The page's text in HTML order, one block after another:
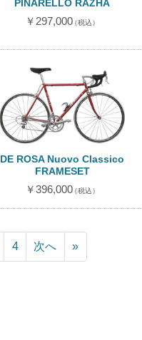
PINARELLO RAZHA
￥297,000（税込）
DE ROSA Nuovo Classico
FRAMESET
￥396,000（税込）
4 次へ »